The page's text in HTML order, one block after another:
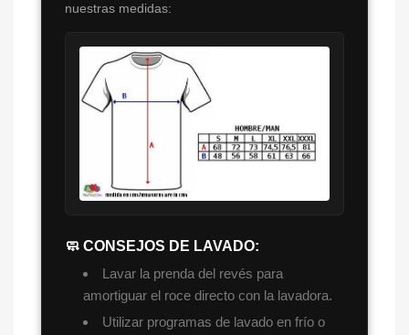
nuestras medidas:
🧼 CONSEJOS DE LAVADO:
Lavar la prenda del revés para
amortiguar el roce directo con la lavadora.
Utilizar programas de lavado en frío o